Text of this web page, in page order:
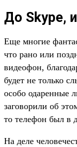
До Skype,
Еще многие
что рано или
видеофон,
будет не только
особо одаренные
заговорили об
то телефон был в
На деле